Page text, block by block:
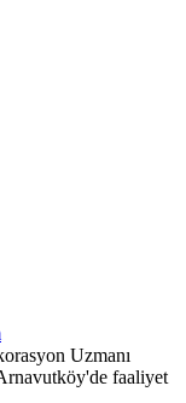
Uzmanı
faaliyet